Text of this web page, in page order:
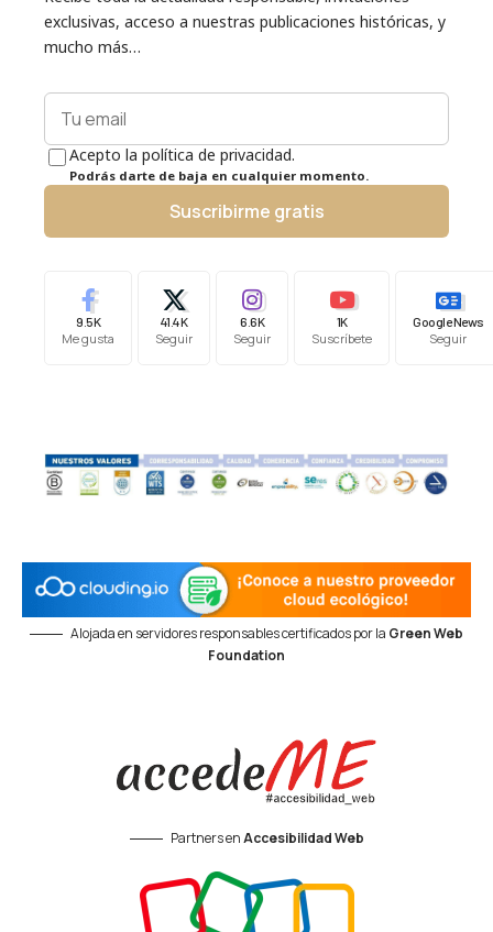
exclusivas, acceso a nuestras publicaciones históricas, y
mucho más…
Acepto la política de privacidad.
Podrás darte de baja en cualquier momento.
Suscribirme gratis
9.5K
Me gusta
41.4K
Seguir
6.6K
Seguir
1K
Suscríbete
Google News
Seguir
Alojada en servidores responsables certificados por la Green Web
Foundation
Partners enAccesibilidad Web